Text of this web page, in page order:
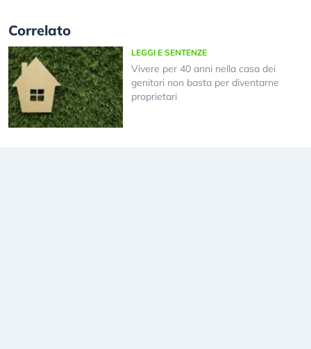
Correlato
LEGGI E SENTENZE
Vivere per 40 anni nella casa dei
genitori non basta per diventarne
proprietari